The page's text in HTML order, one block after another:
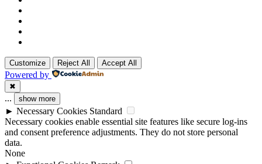
Customize Reject All Accept All
Powered by
✖
... show more
► Necessary Cookies Standard
Necessary cookies enable essential site features like secure log-ins
and consent preference adjustments. They do not store personal
data.
None